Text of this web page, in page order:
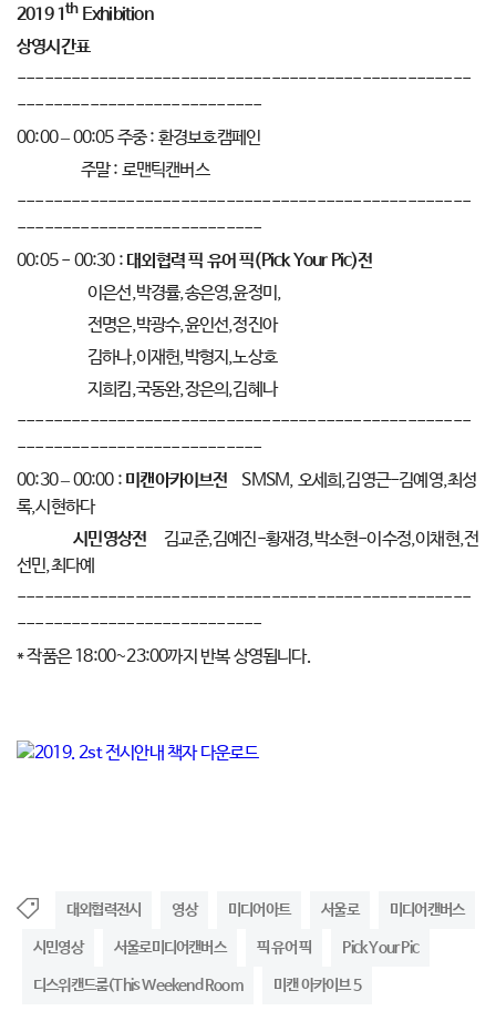
2019 1thExhibition
상영시간표
--------------------------------------------------
---------------------------
00:00 – 00:05주중: 환경보호캠페인
주말: 로맨틱캔버스
--------------------------------------------------
---------------------------
00:05 - 00:30 : 대외협력 픽 유어 픽(Pick Your Pic)전
이은선,박경률,송은영,윤정미 ,
전명은,박광수,윤인선,정진아
김하나,이재헌,박형지 ,노상호
지희킴,국동완,장은의,김혜나
--------------------------------------------------
---------------------------
00:30 – 00:00 : 미캔아카이브전 SMSM, 오세희,김영근-김예영,최성
록,시현하다
시민영상전
김교준,김예진-황재경,박소현-이수정,이채현,전
선민,최다예
--------------------------------------------------
---------------------------
* 작품은 18:00~23:00까지 반복 상영됩니다.
대외협력전시 영상 미디어아트 서울로 미디어캔버스
시민영상 서울로미디어캔버스 픽 유어 픽 Pick Your Pic
디스위캔드룸(This Weekend Room 미캔 아카이브 5